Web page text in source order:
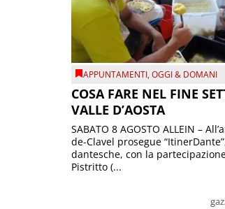
APPUNTAMENTI,OGGI & DOMANI
COSA FARE NEL FINE
VALLE D’AOSTA
SABATO 8 AGOSTO ALLEIN –
de-Clavel prosegue
dantesche, con la
Pistritto (...